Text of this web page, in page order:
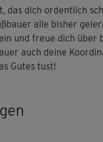
das dich ordentlich
alle bisher
und freue dich über
auch deine
Gutes tust!